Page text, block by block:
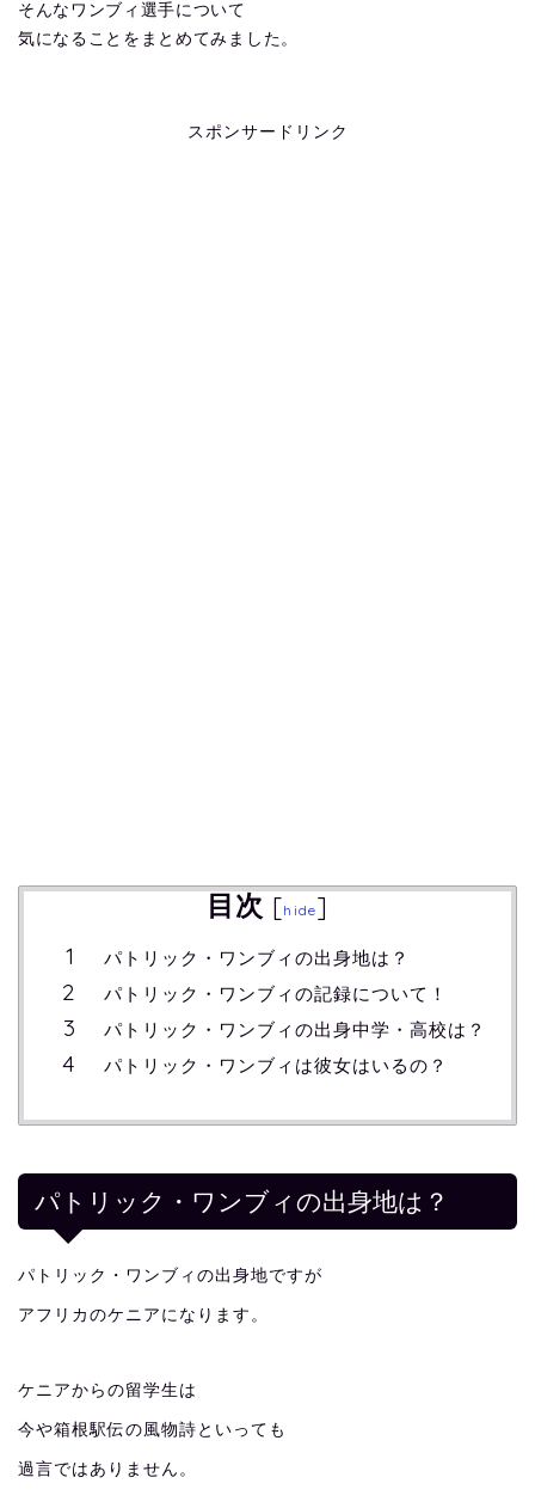
そんなワンブィ選手について
気になることをまとめてみました。
スポンサードリンク
目次 [hide]
パトリック・ワンブィの出身地は？
パトリック・ワンブィの記録について！
パトリック・ワンブィの出身中学・高校は？
パトリック・ワンブィは彼女はいるの？
パトリック・ワンブィの出身地は？
パトリック・ワンブィの出身地ですが
アフリカのケニアになります。
ケニアからの留学生は
今や箱根駅伝の風物詩といっても
過言ではありません。